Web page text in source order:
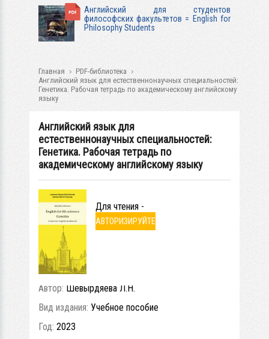
Английский для студентов
философских факультетов = Еnglish for
Philosophy Students
Главная
PDF-библиотека
Английский язык для естественнонаучных специальностей:
Генетика. Рабочая тетрадь по академическому английскому
языку
Английский язык для
естественнонаучных специальностей:
Генетика. Рабочая тетрадь по
академическому английскому языку
Для чтения -
АВТОРИЗИРУЙТЕ
Автор: Шевырдяева Л.Н.
Вид издания: Учебное пособие
Год: 2023